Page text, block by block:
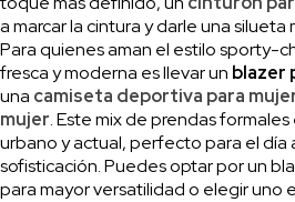
a marcar la cintura y darle una
Para quienes aman el estilo sporty-
fresca y moderna es llevar un blazer
una camiseta deportiva para
mujer. Este mix de prendas
urbano y actual, perfecto para el día
sofisticación. Puedes optar por un
para mayor versatilidad o elegir uno